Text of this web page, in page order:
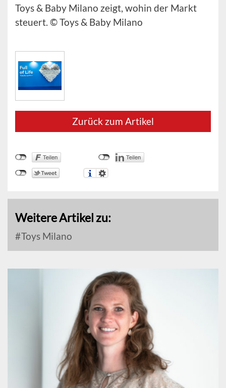
Toys & Baby Milano zeigt, wohin der Markt
steuert. © Toys & Baby Milano
Zurück zum Artikel
Weitere Artikel zu:
Toys Milano